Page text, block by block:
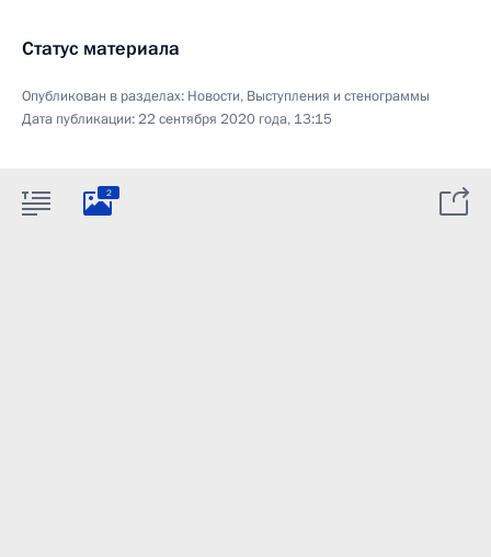
Статус материала
Опубликован в разделах: Новости, Выступления и стенограммы
Дата публикации:22 сентября 2020 года, 13:15
2